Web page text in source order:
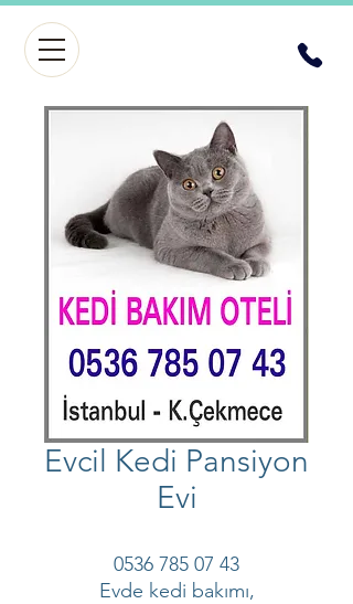
Evcil Kedi Pansiyon
Evi
0536 785 07 43
Evde kedi bakımı,